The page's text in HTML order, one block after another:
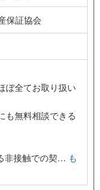
保証協会
ぼ全てお取り扱い
も無料相談できる
非接触での契… も